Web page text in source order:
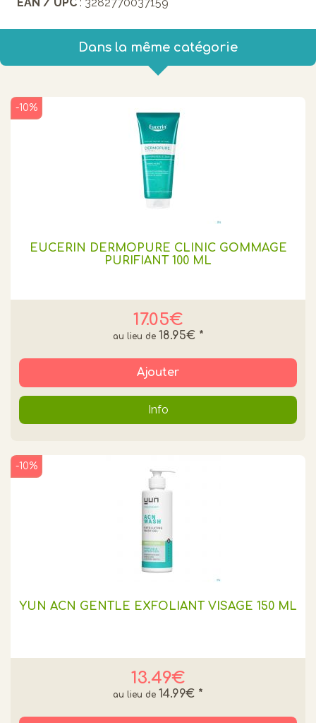
Dans la même catégorie
EUCERIN DERMOPURE CLINIC GOMMAGE
PURIFIANT 100 ML
17.05€
-10%
18.95€ *
Ajouter
Info
YUN ACN GENTLE EXFOLIANT VISAGE 150 ML
13.49€
-10%
14.99€ *